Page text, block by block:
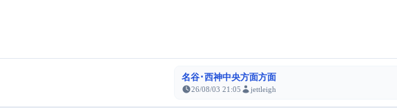
名谷･西神中央方面方面
26/08/03 21:05 jettleigh